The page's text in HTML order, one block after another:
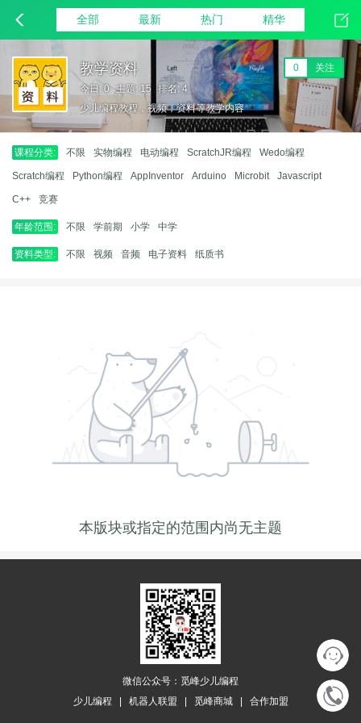
全部 最新 热门 精华
教学资料
今日: 0 主题: 15 排名: 4
0 关注
少儿编程教程，视频，资料等教学内容
课程分类: 不限 实物编程 电动编程 ScratchJR编程 Wedo编程
Scratch编程 Python编程 AppInventor Arduino Microbit Javascript
C++ 竞赛
年龄范围: 不限 学前期 小学 中学
资料类型: 不限 视频 音频 电子资料 纸质书
本版块或指定的范围内尚无主题
微信公众号：觅峰少儿编程
少儿编程
机器人联盟 觅峰商城 合作加盟